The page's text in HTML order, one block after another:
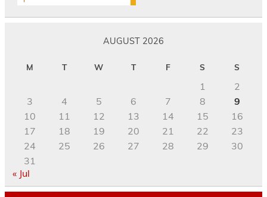
AUGUST 2026
M T W T F S S
1
2
3
4 5 6 7 8
9
10
11 12 13 14 15
16
17
18 19 20 21 22
23
24
25 26 27 28 29
30
31
« Jul